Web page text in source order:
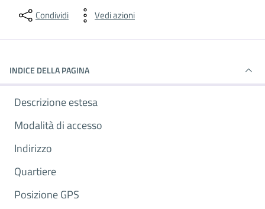
Condividi Vedi azioni
INDICE DELLA PAGINA
Descrizione estesa
Modalità di accesso
Indirizzo
Quartiere
Posizione GPS